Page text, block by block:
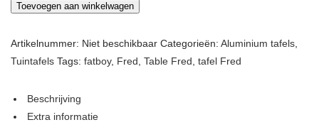
Toevoegen aan winkelwagen
Artikelnummer: Niet beschikbaar Categorieën: Aluminium tafels,
Tuintafels Tags: fatboy, Fred, Table Fred, tafel Fred
Beschrijving
Extra informatie